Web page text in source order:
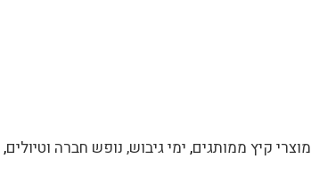
מוצרי קיץ ממותגים, ימי גיבוש, נופש חברה וטיולים,